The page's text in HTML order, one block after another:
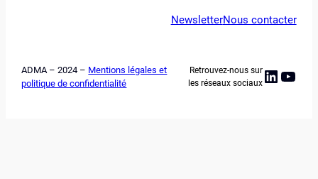
NewsletterNous contacter
ADMA – 2024 – Mentions légales et
politique de confidentialité
Retrouvez-nous sur
les réseaux sociaux